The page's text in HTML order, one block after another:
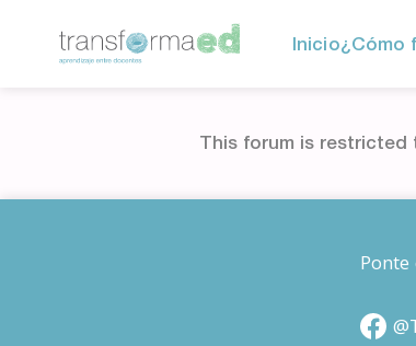
Inicio¿Cómo
This forum is restricted
Ponte